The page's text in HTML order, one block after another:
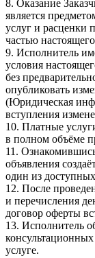
8. Оказание
является
услуг и расценки
частью
9. Исполнитель
условия
без
опубликовать
(Юридическая
вступления
10. Платные
в полном объёме
11.
объявления
один из
12. После
и перечисления
договор оферты
13. Исполнитель
услуге.